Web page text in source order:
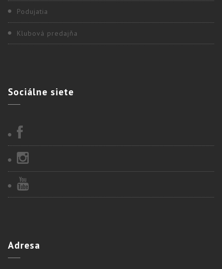
Podujatia
Klubová predajňa
Sociálne siete
Adresa